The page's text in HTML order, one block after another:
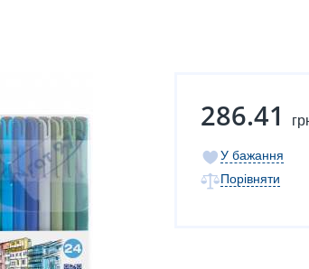
286.41
У бажання
Порівняти